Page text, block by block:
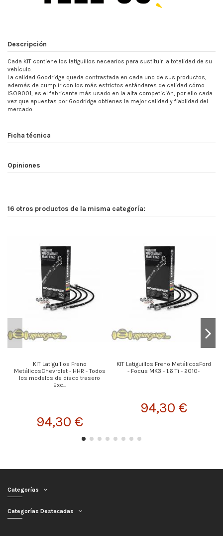
Descripción
Cada KIT contiene los latiguillos necearios para sustituir la totalidad de su
vehículo.
La calidad Goodridge queda contrastada en cada uno de sus productos,
además de cumplir con los más estrictos estándares de calidad cómo
ISO9001, es el fabricante más usado en la alta competición, por ello cada
vez que apuestas por Goodridge obtienes la mejor calidad y fiablidad del
mercado.
Ficha técnica
Opiniones
16 otros productos de la misma categoría:
KIT Latiguillos Freno
MetálicosChevrolet - HHR - Todos
los modelos de disco trasero
Exc...
94,30 €
KIT Latiguillos Freno MetálicosFord
- Focus MK3 - 1.6 Ti - 2010-
94,30 €
Categorías
Categorías Destacadas